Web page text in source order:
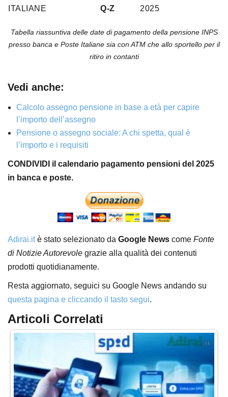
ITALIANE
Q-Z
2025
Tabella riassuntiva delle date di pagamento della pensione INPS
presso banca e Poste Italiane sia con ATM che allo sportello per il
ritiro in contanti
Vedi anche:
Calcolo assegno pensione in base a età per capire
l’importo dell’assegno
Pensione o assegno sociale: A chi spetta, qual è
l’importo e i requisiti
CONDIVIDI il calendario pagamento pensioni del 2025
in banca e poste.
Adirai.itè stato selezionato da Google News come Fonte
di Notizie Autorevole grazie alla qualità dei contenuti
prodotti quotidianamente.
Resta aggiornato, seguici su Google News andando su
questa pagina e cliccando il tasto segui.
Articoli Correlati